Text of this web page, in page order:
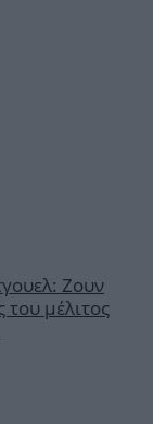
Ζουν
του μέλιτος